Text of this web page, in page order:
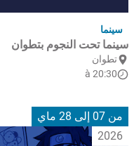
سينما
سينما تحت النجوم بتطوان
تطوان
à 20:30
من 07 إلى 28 ماي
2026